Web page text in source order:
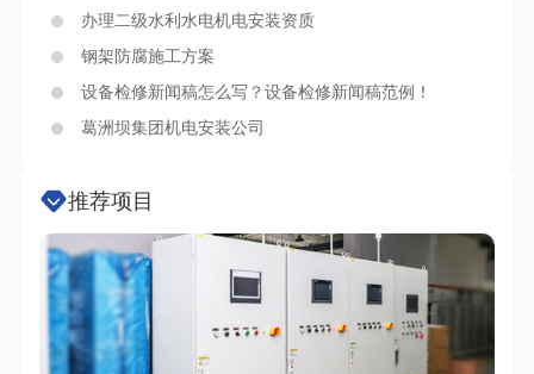
办理二级水利水电机电安装资质
钢架防腐施工方案
设备检修新闻稿怎么写？设备检修新闻稿范例！
葛洲坝集团机电安装公司
推荐项目